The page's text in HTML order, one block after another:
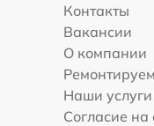
Контакты
Вакансии
О компании
Наши услуги
Согласие